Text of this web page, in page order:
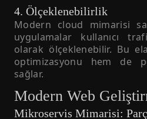
4. Ölçeklenebilirlik
Modern cloud mimarisi
uygulamalar kullanıcı
olarak ölçeklenebilir. Bu
optimizasyonu hem de
sağlar.
Modern Web
Mikroservis Mimarisi: